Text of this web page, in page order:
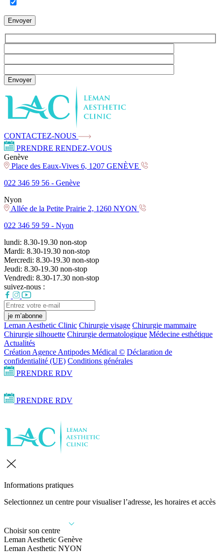
Envoyer
Envoyer
CONTACTEZ-NOUS
PRENDRE RENDEZ-VOUS
Genève
Place des Eaux-Vives 6, 1207 GENÈVE
022 346 59 56 - Genève
Nyon
Allée de la Petite Prairie 2, 1260 NYON
022 346 59 59 - Nyon
lundi: 8.30-19.30 non-stop
Mardi: 8.30-19.30 non-stop
Mercredi: 8.30-19.30 non-stop
Jeudi: 8.30-19.30 non-stop
Vendredi: 8.30-17.30 non-stop
suivez-nous :
je m’abonne
Leman Aesthetic Clinic Chirurgie visage Chirurgie mammaire
Chirurgie silhouette Chirurgie dermatologique Médecine esthétique
Actualités
Création Agence Antipodes Médical © Déclaration de
confidentialité (UE) Conditions générales
PRENDRE RDV
PRENDRE RDV
Informations pratiques
Selectionnez un centre pour visualiser l’adresse, les horaires et accès
Choisir son centre
Leman Aesthetic Genève
Leman Aesthetic NYON